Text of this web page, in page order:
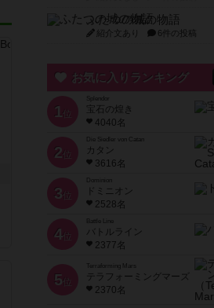
ふたつの城の物語
紹介文あり 6件の投稿
お気に入りランキング
1 位
宝石の煌き
4040名
2 位
Die Siedler von Catan
カタン
3616名
3 位
ドミニオン
2528名
4位
Battle Line
バトルライン
2377名
5 位
Terraforming Mars
テラフォーミングマーズ
2370名